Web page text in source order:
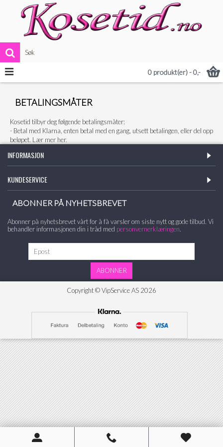
0 produkt(er) - 0,-
BETALINGSMÅTER
Kosetid tilbyr deg følgende betalingsmåter:
- Betal med Klarna, enten betal med en gang, utsett betalingen, eller del opp
beløpet. Lær mer her.
INFORMASJON
KUNDESERVICE
ABONNER PÅ NYHETSBREVET
Abonner på nyhetsbrevet vårt for å få varsler om siste nytt og gode tilbud. Vi
behandler informasjonen din i tråd med personvernerklæringen.
ABONNER
Copyright © VipService AS 2026